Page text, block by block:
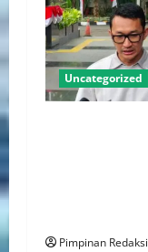
Uncategorized
Pimpinan Redaksi